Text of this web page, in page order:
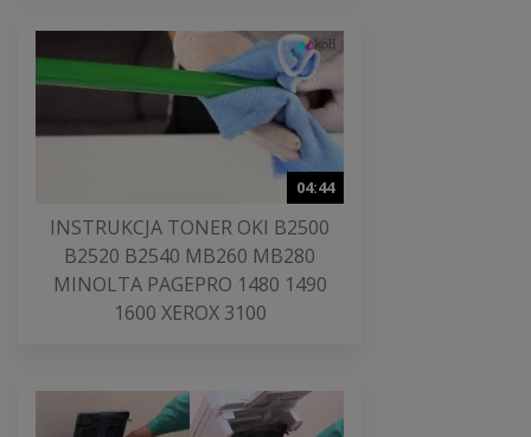
04:44
INSTRUKCJA TONER OKI B2500
B2520 B2540 MB260 MB280
MINOLTA PAGEPRO 1480 1490
1600 XEROX 3100